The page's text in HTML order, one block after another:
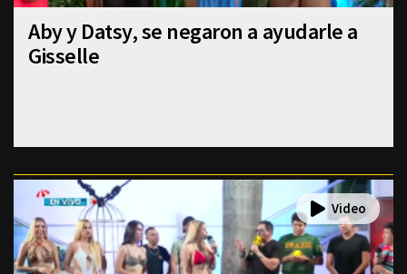
Aby y Datsy, se negaron a ayudarle a
Gisselle